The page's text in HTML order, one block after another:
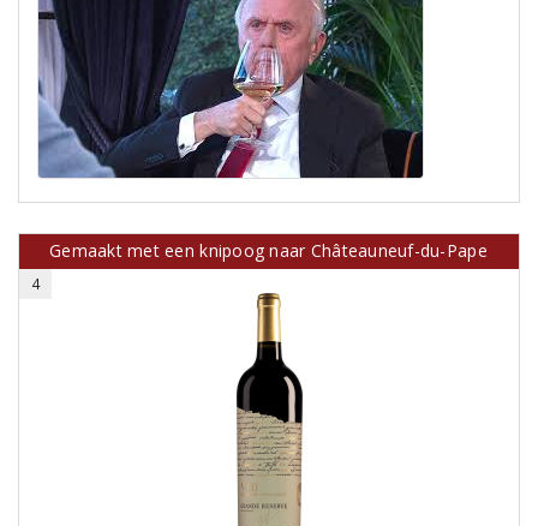
Gemaakt met een knipoog naar Châteauneuf-du-Pape
4